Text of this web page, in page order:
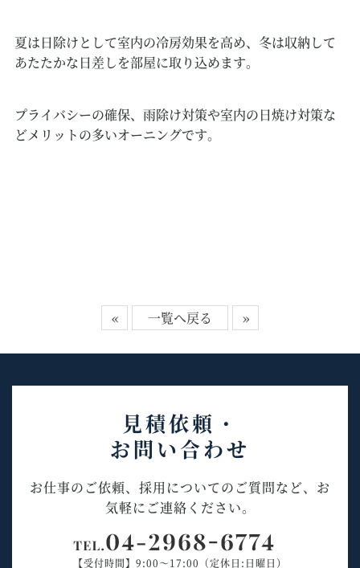
夏は日除けとして室内の冷房効果を高め、冬は収納して
あたたかな日差しを部屋に取り込めます。
プライバシーの確保、雨除け対策や室内の日焼け対策な
どメリットの多いオーニングです。
« 一覧へ戻る »
見積依頼・
お問い合わせ
お仕事のご依頼、採用についてのご質問など、お
気軽にご連絡ください。
【受付時間】9:00～17:00（定休日:日曜日）